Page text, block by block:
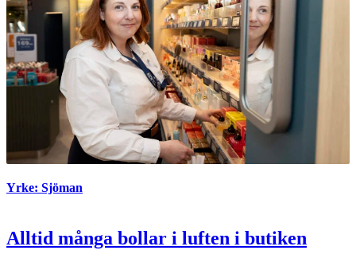
Yrke: Sjöman
Alltid många bollar i luften i butiken